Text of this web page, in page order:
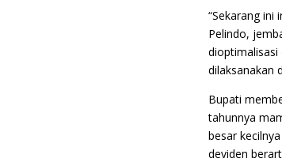
“Sekarang ini
Pelindo,
dioptimalisasi
dilaksanakan
Bupati
tahunnya
besar
deviden